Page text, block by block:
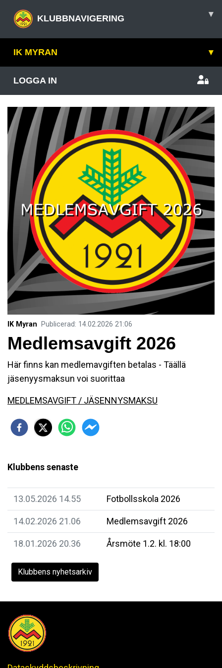
KLUBBNAVIGERING ▾
IK MYRAN ▾
LOGGA IN
IK Myran Publicerad: 14.02.2026 21:06
Medlemsavgift 2026
Här finns kan medlemavgiften betalas - Täällä
jäsenyysmaksun voi suorittaa
MEDLEMSAVGIFT / JÄSENNYSMAKSU
Klubbens senaste
13.05.2026 14.55 Fotbollsskola 2026
14.02.2026 21.06 Medlemsavgift 2026
18.01.2026 20.36 Årsmöte 1.2. kl. 18:00
Klubbens nyhetsarkiv